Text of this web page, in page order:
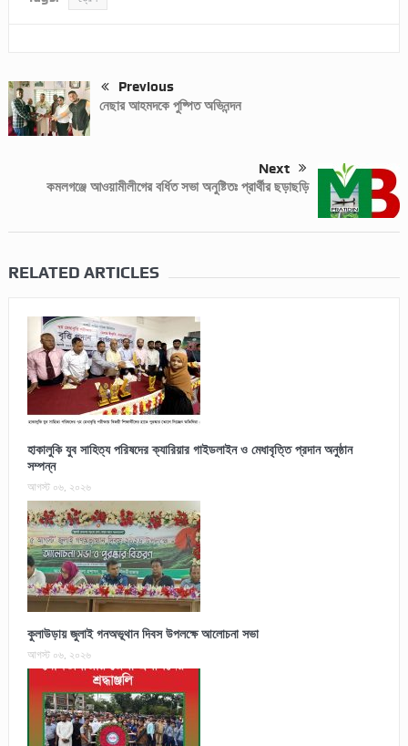
Previous
নেছার আহমদকে পুষ্পিত অভিনন্দন
Next
কমলগঞ্জে আওয়ামীলীগের বর্ধিত সভা অনুষ্টিতঃ প্রার্থীর ছড়াছড়ি
RELATED ARTICLES
হাকালুকি যুব সাহিত্য পরিষদের ক্যারিয়ার গাইডলাইন ও মেধাবৃত্তি প্রদান অনুষ্ঠান
সম্পন্ন
আগস্ট ০৬, ২০২৬
কুলাউড়ায় জুলাই গনঅভূথান দিবস উপলক্ষে আলোচনা সভা
আগস্ট ০৬, ২০২৬